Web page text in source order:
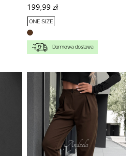
199,99 zł
ONE SIZE
Darmowa dostawa